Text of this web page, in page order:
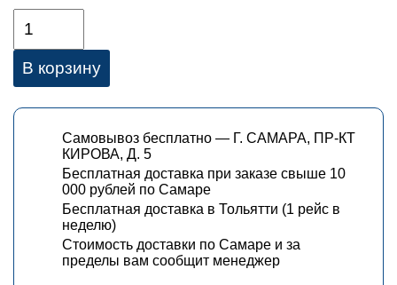
В корзину
Самовывоз бесплатно — Г. САМАРА, ПР-КТ
КИРОВА, Д. 5
Бесплатная доставка при заказе свыше 10
000 рублей по Самаре
Бесплатная доставка в Тольятти (1 рейс в
неделю)
Стоимость доставки по Самаре и за
пределы вам сообщит менеджер